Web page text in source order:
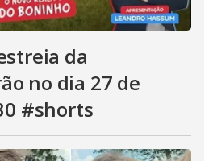
da
no dia 27 de
#shorts